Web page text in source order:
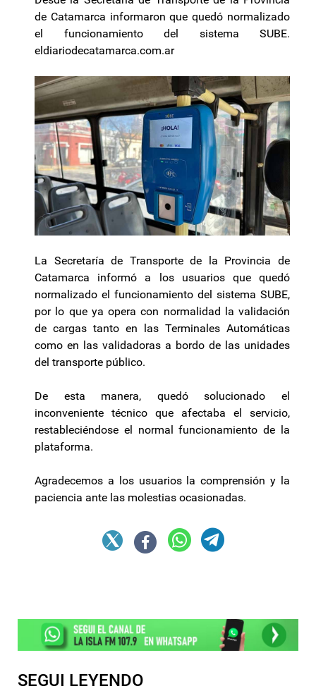
de Catamarca informaron que quedó normalizado
el funcionamiento del sistema SUBE.
eldiariodecatamarca.com.ar
La Secretaría de Transporte de la Provincia de
Catamarca informó a los usuarios que quedó
normalizado el funcionamiento del sistema SUBE,
por lo que ya opera con normalidad la validación
de cargas tanto en las Terminales Automáticas
como en las validadoras a bordo de las unidades
del transporte público.
De esta manera, quedó solucionado el
inconveniente técnico que afectaba el servicio,
restableciéndose el normal funcionamiento de la
plataforma.
Agradecemos a los usuarios la comprensión y la
paciencia ante las molestias ocasionadas.
SEGUI LEYENDO